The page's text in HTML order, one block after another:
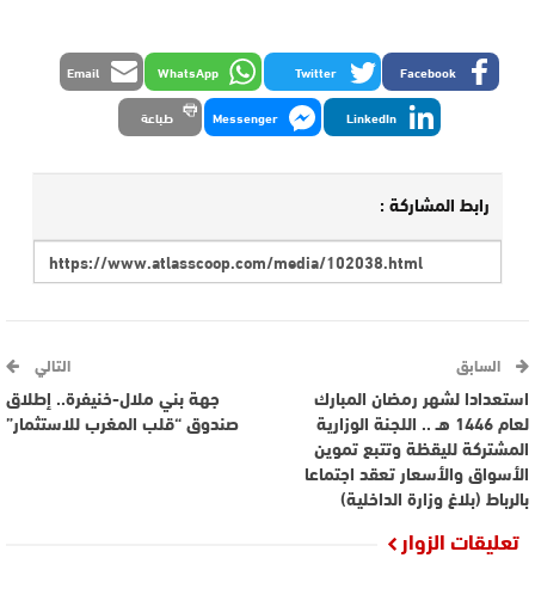
Facebook
Twitter
WhatsApp
Email
LinkedIn
Messenger طباعة
رابط المشاركة :
السابق
استعدادا لشهر رمضان المبارك
لعام 1446 هـ .. اللجنة الوزارية
المشتركة لليقظة وتتبع تموين
الأسواق والأسعار تعقد اجتماعا
بالرباط (بلاغ وزارة الداخلية)
التالي
جهة بني ملال-خنيفرة.. إطلاق
صندوق “قلب المغرب للاستثمار”
تعليقات الزوار